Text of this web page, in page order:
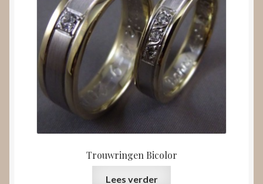
Trouwringen Bicolor
Lees verder